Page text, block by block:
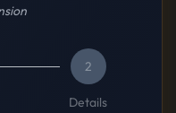
2
Details